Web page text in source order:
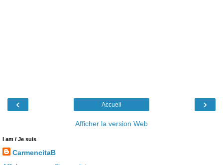
‹ ›
Accueil
Afficher la version Web
I am / Je suis
CarmencitaB